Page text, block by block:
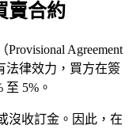
賣合約
Agreement
法律效力，買方在簽
5%。
沒收訂金。因此，在